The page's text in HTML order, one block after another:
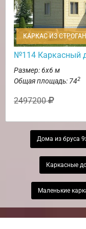
КАРКАС ИЗ
№114 Каркасный
Размер: 6х6 м
Общая площадь: 742
2497200
Дома из бруса
Каркасные
Маленькие